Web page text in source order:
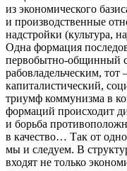
из экономического
и производственные
надстройки (культура,
Одна формация
первобытно-общинный
рабовладельческим,
капиталистический,
триумф коммунизма в
формаций происходит
и борьба
в качество… Так от
мы и следуем. В
входят не только